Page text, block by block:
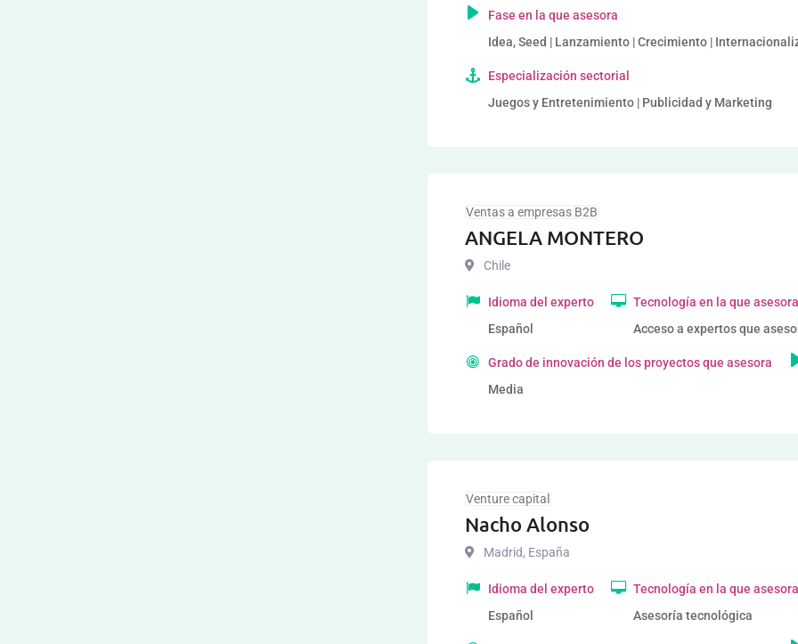
Fase en la que asesora
Idea, Seed | Lanzamiento | Crecimiento |
Especialización sectorial
Juegos y Entretenimiento | Publicidad y Marketing
Ventas a empresas B2B
ANGELA MONTERO
Chile
Idioma del experto
Español
Tecnología en la que asesora
Acceso a expertos que
Grado de innovación de los proyectos que asesora
Media
Venture capital
Nacho Alonso
Madrid, España
Idioma del experto
Español
Tecnología en la que asesora
Asesoría tecnológica